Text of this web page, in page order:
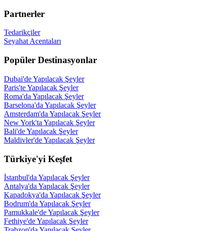
Partnerler
Tedarikçiler
Seyahat Acentaları
Popüler Destinasyonlar
Dubai'de Yapılacak Şeyler
Paris'te Yapılacak Şeyler
Roma'da Yapılacak Şeyler
Barselona'da Yapılacak Şeyler
Amsterdam'da Yapılacak Şeyler
New York'ta Yapılacak Şeyler
Bali'de Yapılacak Şeyler
Maldivler'de Yapılacak Şeyler
Türkiye'yi Keşfet
İstanbul'da Yapılacak Şeyler
Antalya'da Yapılacak Şeyler
Kapadokya'da Yapılacak Şeyler
Bodrum'da Yapılacak Şeyler
Pamukkale'de Yapılacak Şeyler
Fethiye'de Yapılacak Şeyler